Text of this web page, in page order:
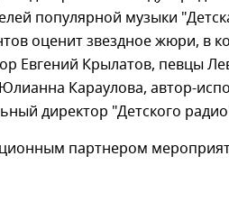
популярной музыки
оценит звездное жюри, в
Евгений Крылатов, певцы
Караулова, автор-
директор "Детского
партнером